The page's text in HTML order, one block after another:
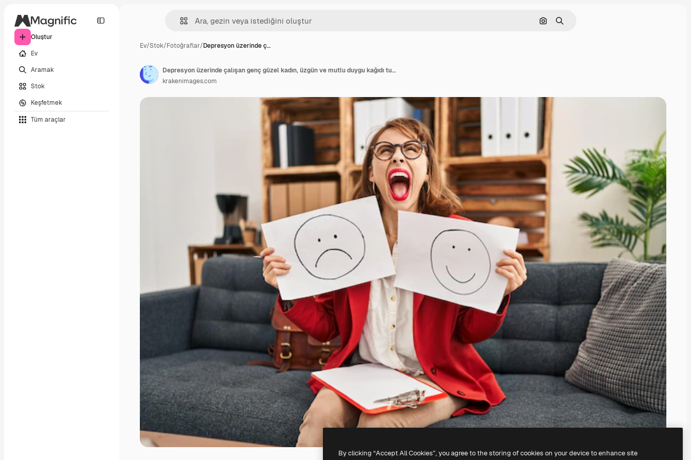
Oluştur
Ev
Aramak
Stok
Keşfetmek
Tüm araçlar
Görüntüyle ara
Aramak
Ev/Stok/Fotoğraflar/Depresyon üzerinde ç…
Depresyon üzerinde çalışan genç güzel kadın, üzgün ve mutlu duygu kağıdı tutuyor, öfkeli ve çılgın bir şekilde bağırıyor, sinirli ve öfkeli bir şekilde haykırarak yukarı bakıyor.
krakenimages.com
By clicking “Accept All Cookies”, you agree to the storing of cookies on your device to enhance site